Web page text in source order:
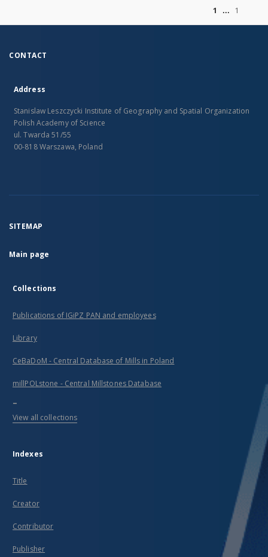
1
1
CONTACT
Address
Stanislaw Leszczycki Institute of Geography and Spatial Organization
Polish Academy of Science
ul. Twarda 51/55
00-818 Warszawa, Poland
SITEMAP
Main page
Collections
Publications of IGiPZ PAN and employees
Library
CeBaDoM - Central Database of Mills in Poland
millPOLstone - Central Millstones Database
...
View all collections
Indexes
Title
Creator
Contributor
Publisher